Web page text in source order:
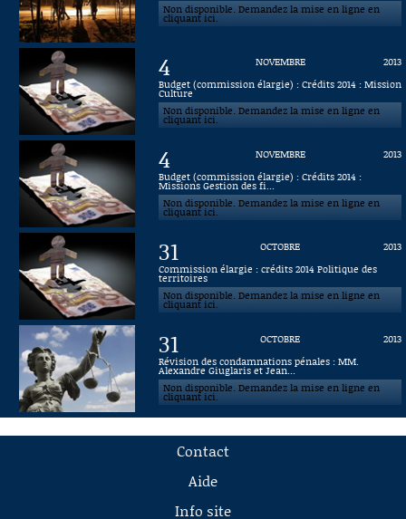
Non disponible. Demandez la mise en ligne en
cliquant ici.
4 NOVEMBRE
2013
Budget (commission élargie) : Crédits 2014 : Mission
Culture
Non disponible. Demandez la mise en ligne en
cliquant ici.
4 NOVEMBRE
2013
Budget (commission élargie) : Crédits 2014 :
Missions Gestion des fi...
Non disponible. Demandez la mise en ligne en
cliquant ici.
31 OCTOBRE
2013
Commission élargie : crédits 2014 Politique des
territoires
Non disponible. Demandez la mise en ligne en
cliquant ici.
31 OCTOBRE
2013
Révision des condamnations pénales : MM.
Alexandre Giuglaris et Jean...
Non disponible. Demandez la mise en ligne en
cliquant ici.
Contact
Aide
Info site